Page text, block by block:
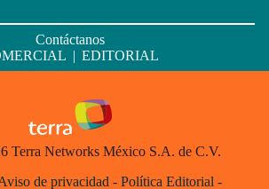
Contáctanos
| EDITORIAL
Terra Networks México S.A. de C.V.
de privacidad - Política Editorial -